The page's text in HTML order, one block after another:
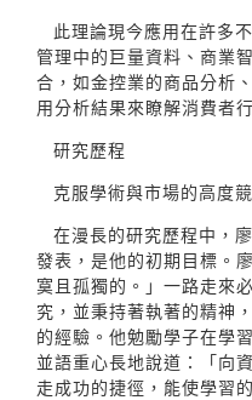
此理論現今應用在許多
管理中的巨量資料、商業
合，如金控業的商品分析
用分析結果來瞭解消費者
研究歷程
克服學術與市場的高度
在漫長的研究歷程中，
發表，是他的初期目標。
寞且孤獨的。」一路走來
究，並秉持著執著的精神
的經驗。他勉勵學子在學
並語重心長地說道：「向
走成功的捷徑，能使學習